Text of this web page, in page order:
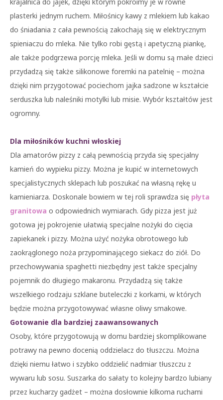
plasterki jednym ruchem. Miłośnicy kawy z mlekiem lub kakao
do śniadania z cała pewnością zakochają się w elektrycznym
spieniaczu do mleka. Nie tylko robi gęstą i apetyczną piankę,
ale także podgrzewa porcję mleka. Jeśli w domu są małe dzieci
przydadzą się także silikonowe foremki na patelnię – można
dzięki nim przygotować pociechom jajka sadzone w kształcie
serduszka lub naleśniki motylki lub misie. Wybór kształtów jest
ogromny.
Dla miłośników kuchni włoskiej
Dla amatorów pizzy z całą pewnością przyda się specjalny
kamień do wypieku pizzy. Można je kupić w internetowych
specjalistycznych sklepach lub poszukać na własną rękę u
kamieniarza. Doskonale bowiem w tej roli sprawdza się płyta
granitowa o odpowiednich wymiarach. Gdy pizza jest już
gotowa jej pokrojenie ułatwią specjalne nożyki do cięcia
zapiekanek i pizzy. Można użyć nożyka obrotowego lub
zaokrąglonego noża przypominającego siekacz do ziół. Do
przechowywania spaghetti niezbędny jest także specjalny
pojemnik do długiego makaronu. Przydadzą się także
wszelkiego rodzaju szklane buteleczki z korkami, w których
będzie można przygotowywać własne oliwy smakowe.
Gotowanie dla bardziej zaawansowanych
Osoby, które przygotowują w domu bardziej skomplikowane
potrawy na pewno docenią oddzielacz do tłuszczu. Można
dzięki niemu łatwo i szybko oddzielić nadmiar tłuszczu z
wywaru lub sosu. Suszarka do sałaty to kolejny bardzo lubiany
przez kucharzy gadżet – można dosłownie kilkoma ruchami